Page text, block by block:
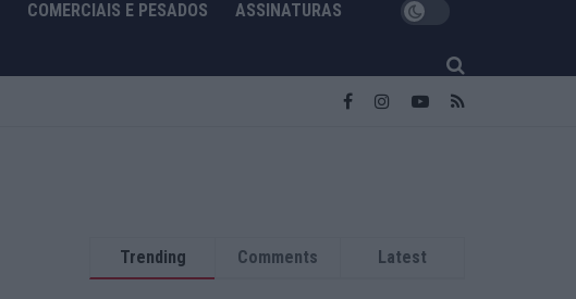
COMERCIAIS E PESADOS ASSINATURAS
Trending Comments Latest